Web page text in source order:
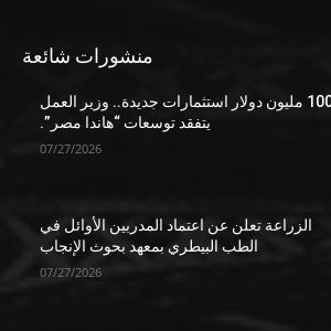
منشورات شائعة
100 مليون دولار استثمارات جديدة.. وزير العمل
يتفقد توسعات “هاندا مصر”.
07/27/2026
الزراعة تعلن عن اعتماد المدربين الأوائل في
الطب البيطري بمعهد بحوث الإنجاب
07/27/2026